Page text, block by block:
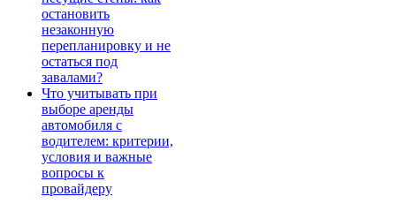
остановить
незаконную
перепланировку и не
остаться под
завалами?
Что учитывать при
выборе аренды
автомобиля с
водителем: критерии,
условия и важные
вопросы к
провайдеру